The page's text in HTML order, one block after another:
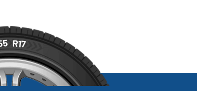
R17